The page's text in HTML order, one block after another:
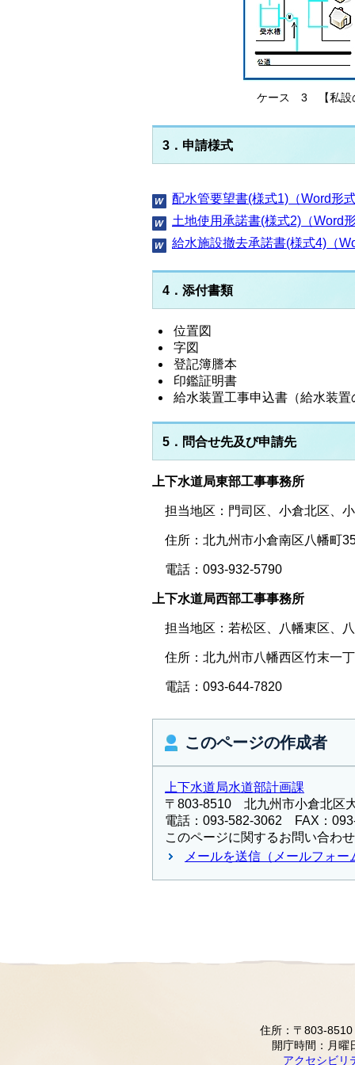
ケース 3 【私設
3．申請様式
配水管要望書(様式1)（Word形
土地使用承諾書(様式2)（Word
給水施設撤去承諾書(様式4)（
4．添付書類
位置図
字図
登記簿謄本
印鑑証明書
給水装置工事申込書（給水装
5．問合せ先及び申請先
上下水道局東部工事事務所
担当地区：門司区、小倉北区、
住所：北九州市小倉南区八幡町
電話：093-932-5790
上下水道局西部工事事務所
担当地区：若松区、八幡東区、
住所：北九州市八幡西区竹末一
電話：093-644-7820
このページの作成者
上下水道局水道部計画課
〒803-8510 北九州市小倉北区
電話：093-582-3062 FAX：
このページに関するお問い合わ
メールを送信（メールフォー
住所：〒803-
開庁時間：月曜
アクセシビリ